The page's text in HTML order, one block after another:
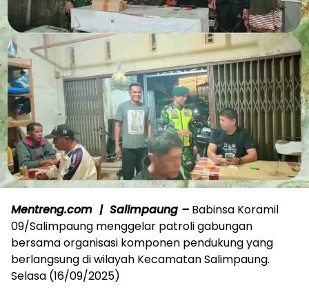
Mentreng.com | Salimpaung – Babinsa Koramil
09/Salimpaung menggelar patroli gabungan
bersama organisasi komponen pendukung yang
berlangsung di wilayah Kecamatan Salimpaung.
Selasa (16/09/2025)